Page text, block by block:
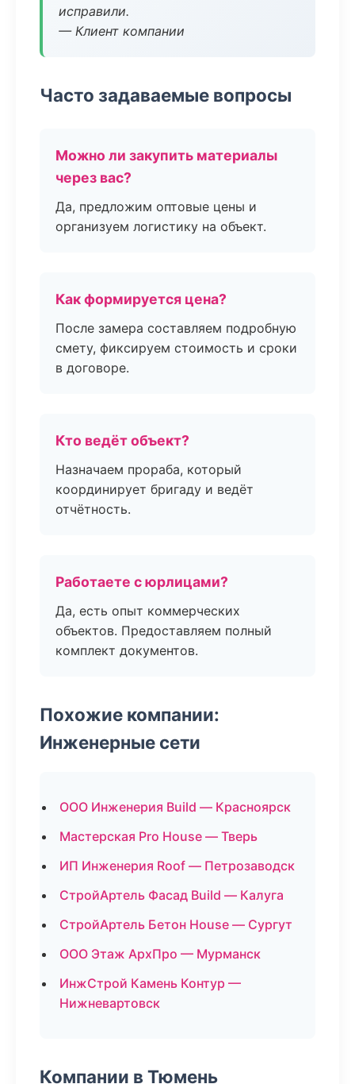
исправили.
— Клиент компании
Часто задаваемые вопросы
Можно ли закупить материалы
через вас?
Да, предложим оптовые цены и
организуем логистику на объект.
Как формируется цена?
После замера составляем подробную
смету, фиксируем стоимость и сроки
в договоре.
Кто ведёт объект?
Назначаем прораба, который
координирует бригаду и ведёт
отчётность.
Работаете с юрлицами?
Да, есть опыт коммерческих
объектов. Предоставляем полный
комплект документов.
Похожие компании:
Инженерные сети
ООО Инженерия Build — Красноярск
Мастерская Pro House — Тверь
ИП Инженерия Roof — Петрозаводск
СтройАртель Фасад Build — Калуга
СтройАртель Бетон House — Сургут
ООО Этаж АрхПро — Мурманск
ИнжСтрой Камень Контур —
Нижневартовск
Компании в Тюмень